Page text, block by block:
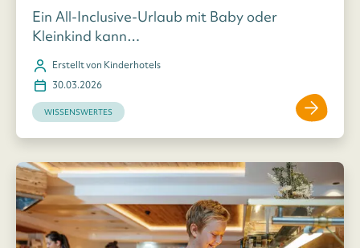
Ein All-Inclusive-Urlaub mit Baby oder
Kleinkind kann…
Erstellt von Kinderhotels
30.03.2026
WISSENSWERTES